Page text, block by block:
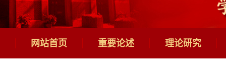
网站首页 重要论述 理论研究